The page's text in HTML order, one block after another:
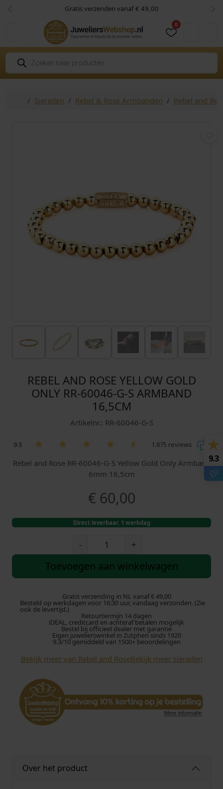
Skip to content
Skip to footer Gratis verzenden vanaf € 49,00
Vorige
0
P
o
d
HomeSieraden Rebel & Rose Armbanden Rebel and
REBEL AND ROSE YELLOW GOLD
ONLY RR-60046-G-S ARMBAND
16,5CM
Artikelnr.: RR-60046-G-S
9.3 1.875 reviews
Rebel and Rose RR-60046-G-S Yellow Gold Only Armband
6mm 16,5cm
€60,00
Direct leverbaar, 1 werkdag
-
b
e
a
n
R
o
e
l
l
d
+
Toevoegen aan winkelwagen
Gratis verzending in NL vanaf € 49,00
Besteld op werkdagen voor 16:30 uur, vandaag verzonden. (Zie
ook de levertijd.)
Retourtermijn 14 dagen
iDEAL, creditcard en achteraf betalen mogelijk
Bestel bij officieel dealer met garantie
Eigen juwelierswinkel in Zutphen sinds 1920
9.3/10 gemiddeld van 1500+ beoordelingen
Bekijk meer van Rebel and RoseBekijk meer sieraden
Over het product
9.3